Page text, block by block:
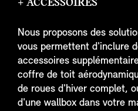
+ ACCESSOIRES
Nous proposons des
vous permettent d'inclure
accessoires
coffre de toit
de roues d'hiver complet,
d'une wallbox dans votre